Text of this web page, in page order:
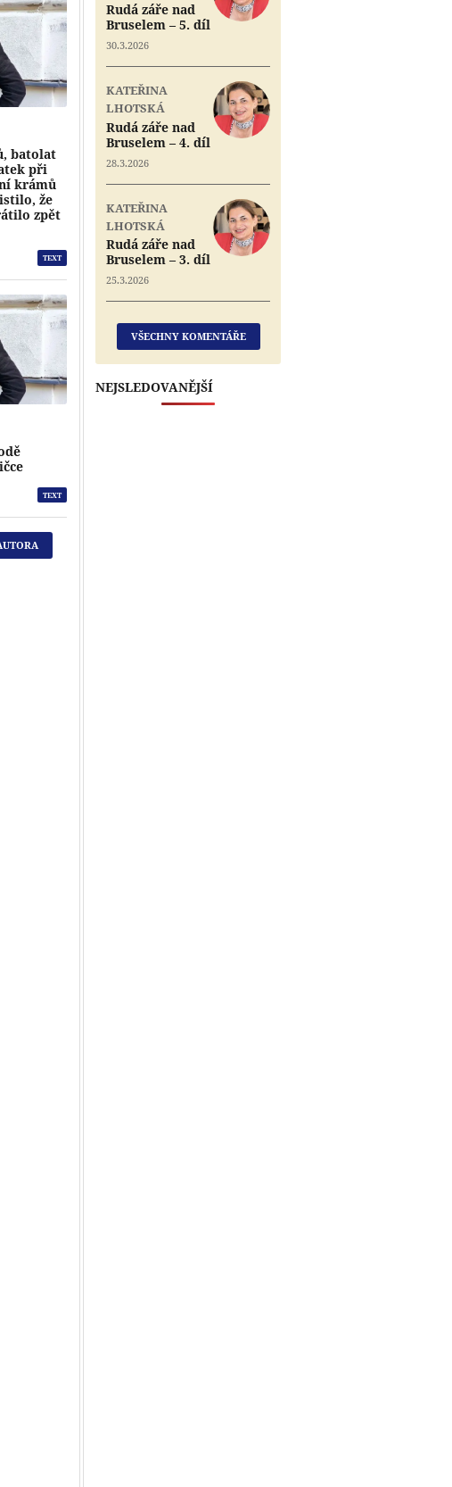
batolat
při
krámů
že
zpět
TEXT
TEXT
Rudá záře nad
Bruselem – 5. díl
30.3.2026
KATEŘINA
LHOTSKÁ
Rudá záře nad
Bruselem – 4. díl
28.3.2026
KATEŘINA
LHOTSKÁ
Rudá záře nad
Bruselem – 3. díl
25.3.2026
VŠECHNY KOMENTÁŘE
NEJSLEDOVANĚJŠÍ